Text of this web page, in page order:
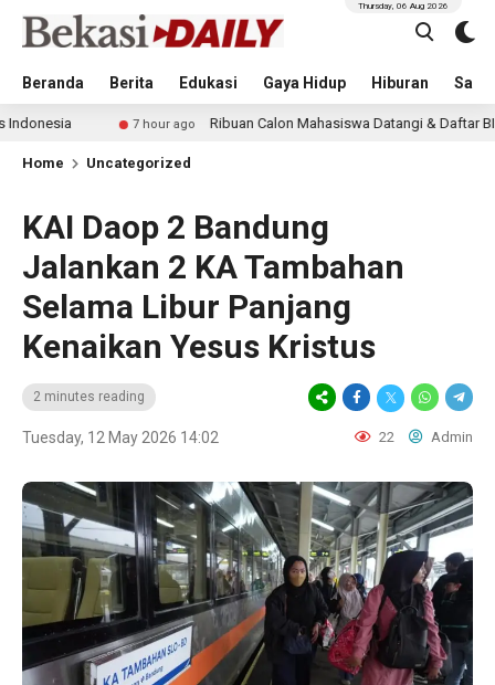
Beranda Berita Edukasi Gaya Hidup Hiburan
Thursday, 06 Aug 2026
7 hour ago Ribuan Calon Mahasiswa Datangi & Daftar BINUS
Home Uncategorized
KAI Daop 2 Bandung
Jalankan 2 KA Tambahan
Selama Libur Panjang
Kenaikan Yesus Kristus
2 minutes reading
Tuesday, 12 May 2026 14:02 22 Admin